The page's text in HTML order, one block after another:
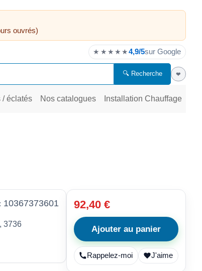
ouvrés)
★★★★★4,9/5sur Google
🔍 Recherche ❤
/ éclatés Nos catalogues Installation Chauffage
10367373601
3736
92,40 €
Ajouter au panier
Rappelez-moi J'aime